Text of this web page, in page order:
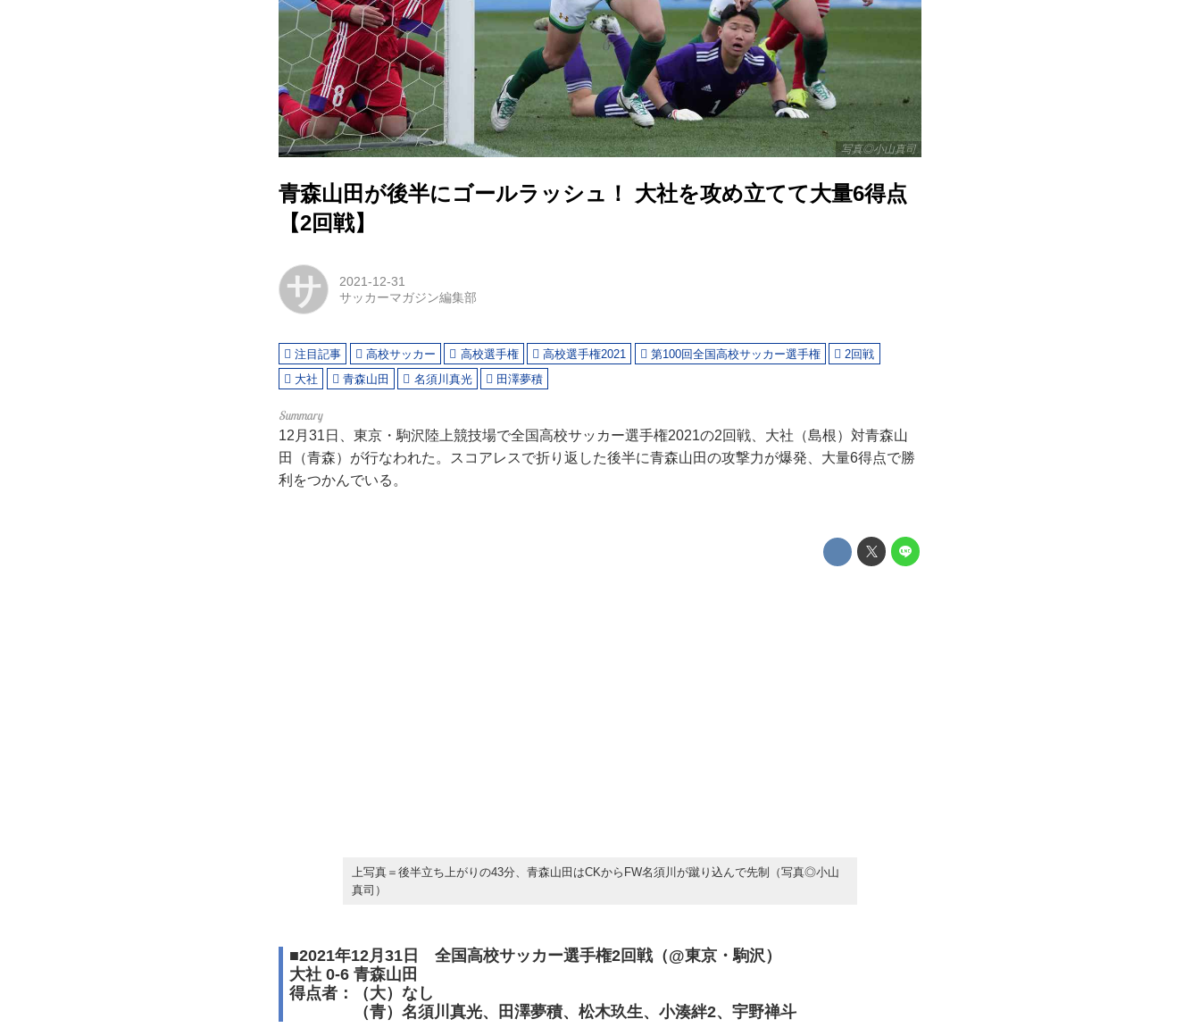
写真◎小山真司
青森山田が後半にゴールラッシュ！ 大社を攻め立てて大量6得点
【2回戦】
サ
2021-12-31
サッカーマガジン編集部
注目記事 高校サッカー 高校選手権 高校選手権2021 第100回全国高校サッカー選手権
2回戦
大社
青森山田 名須川真光 田澤夢積
12月31日、東京・駒沢陸上競技場で全国高校サッカー選手権2021の2回戦、大社（島根）対青森山
田（青森）が行なわれた。スコアレスで折り返した後半に青森山田の攻撃力が爆発、大量6得点で勝
利をつかんでいる。
上写真＝後半立ち上がりの43分、青森山田はCKからFW名須川が蹴り込んで先制（写真◎小山
真司）
■2021年12月31日 全国高校サッカー選手権2回戦（@東京・駒沢）
大社 0-6 青森山田
得点者：（大）なし
（青）名須川真光、田澤夢積、松木玖生、小湊絆2、宇野禅斗